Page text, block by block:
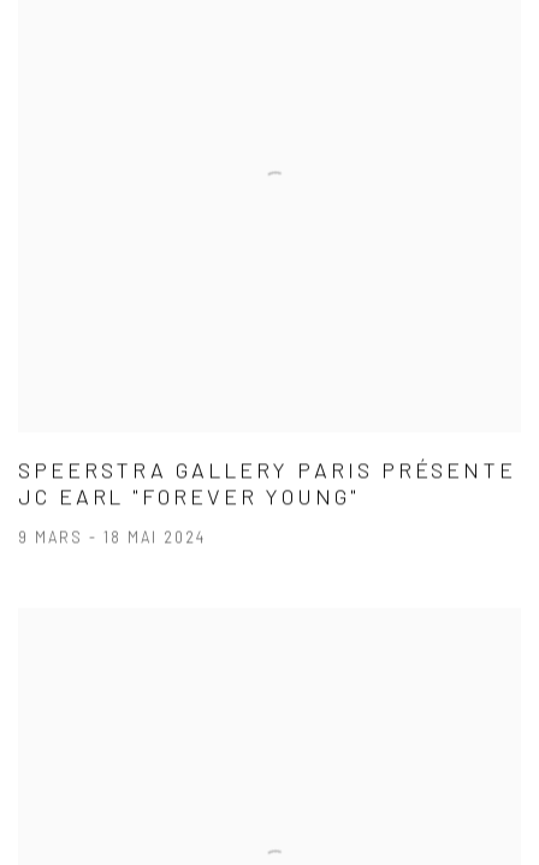
SPEERSTRA GALLERY PARIS PRÉSENTE
JC EARL "FOREVER YOUNG"
9 MARS - 18 MAI 2024